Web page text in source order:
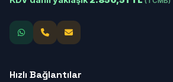
Hızlı Bağlantılar